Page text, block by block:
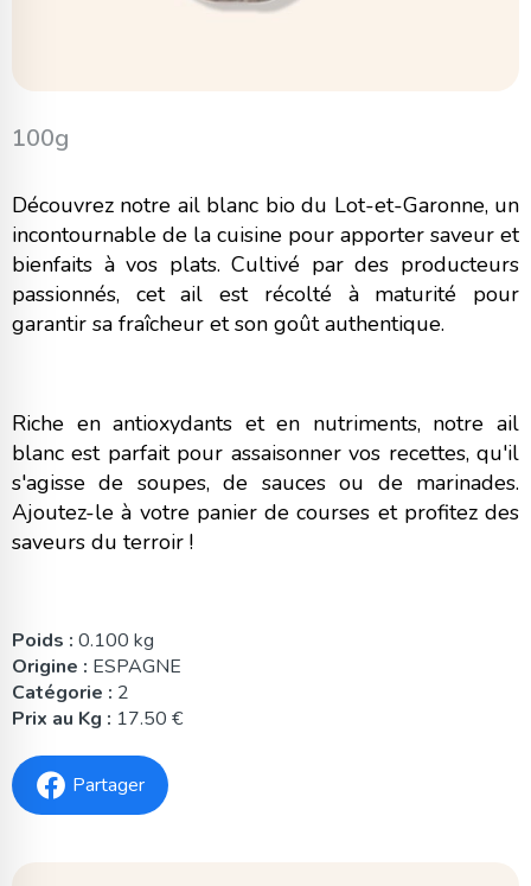
100g
Découvrez notre ail blanc bio du Lot-et-Garonne, un
incontournable de la cuisine pour apporter saveur et
bienfaits à vos plats. Cultivé par des producteurs
passionnés, cet ail est récolté à maturité pour
garantir sa fraîcheur et son goût authentique.
Riche en antioxydants et en nutriments, notre ail
blanc est parfait pour assaisonner vos recettes, qu'il
s'agisse de soupes, de sauces ou de marinades.
Ajoutez-le à votre panier de courses et profitez des
saveurs du terroir !
Poids : 0.100 kg
Origine : ESPAGNE
Catégorie : 2
Prix au Kg : 17.50 €
Partager